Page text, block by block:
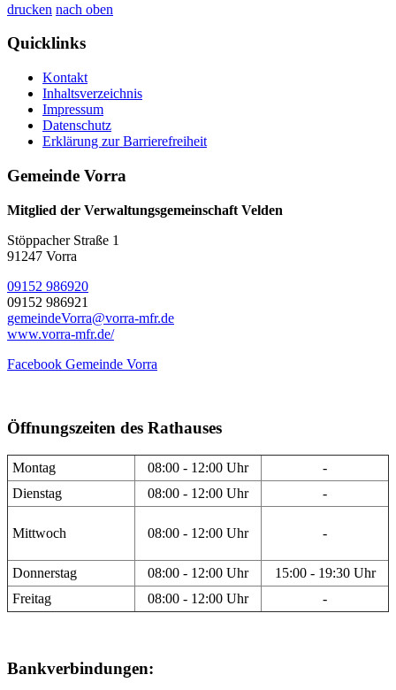
drucken nach oben
Quicklinks
Kontakt
Inhaltsverzeichnis
Impressum
Datenschutz
Erklärung zur Barrierefreiheit
Gemeinde Vorra
Mitglied der Verwaltungsgemeinschaft Velden
Stöppacher Straße 1
91247 Vorra
09152 986920
09152 986921
gemeindeVorra@vorra-mfr.de
www.vorra-mfr.de/
Facebook Gemeinde Vorra
Öffnungszeiten des Rathauses
Montag 08:00 - 12:00 Uhr
-
Dienstag
08:00 - 12:00 Uhr -
Mittwoch 08:00 - 12:00 Uhr -
Donnerstag 08:00 - 12:00 Uhr
15:00 - 19:30 Uhr
Freitag
08:00 - 12:00 Uhr -
Bankverbindungen: